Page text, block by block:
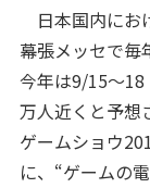
日本国内にお
幕張メッセで毎
今年は9/15～18
万人近くと予想
ゲームショウ
に、“ゲームの